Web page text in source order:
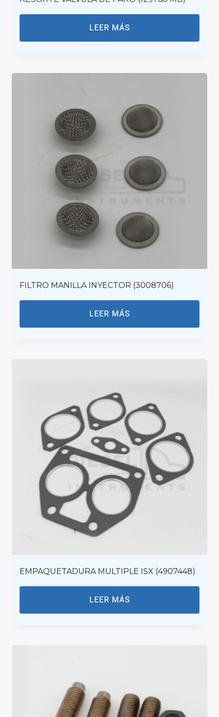
LEER MÁS
FILTRO MANILLA INYECTOR (3008706)
LEER MÁS
EMPAQUETADURA MULTIPLE ISX (4907448)
LEER MÁS